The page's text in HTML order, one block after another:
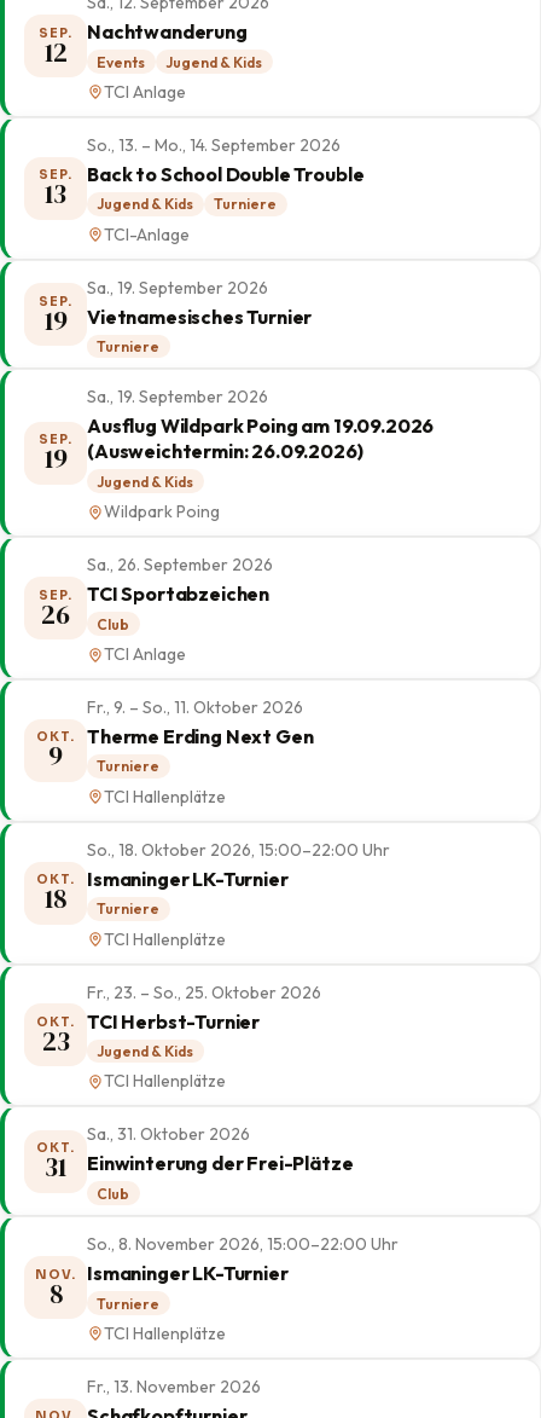
SEP.
12
Nachtwanderung
Events Jugend & Kids
TCI Anlage
SEP.
13
So., 13. – Mo., 14. September 2026
Back to School Double Trouble
Jugend & Kids Turniere
TCI-Anlage
SEP.
19
Sa., 19. September 2026
Vietnamesisches Turnier
Turniere
SEP.
19
Sa., 19. September 2026
Ausflug Wildpark Poing am 19.09.2026
(Ausweichtermin: 26.09.2026)
Jugend & Kids
Wildpark Poing
SEP.
26
Sa., 26. September 2026
TCI Sportabzeichen
Club
TCI Anlage
OKT.
9
Fr., 9. – So., 11. Oktober 2026
Therme Erding Next Gen
Turniere
TCI Hallenplätze
OKT.
18
So., 18. Oktober 2026, 15:00–22:00 Uhr
Ismaninger LK-Turnier
Turniere
TCI Hallenplätze
OKT.
23
Fr., 23. – So., 25. Oktober 2026
TCI Herbst-Turnier
Jugend & Kids
TCI Hallenplätze
OKT.
31
Sa., 31. Oktober 2026
Einwinterung der Frei-Plätze
Club
NOV.
8
So., 8. November 2026, 15:00–22:00 Uhr
Ismaninger LK-Turnier
Turniere
TCI Hallenplätze
Fr., 13. November 2026